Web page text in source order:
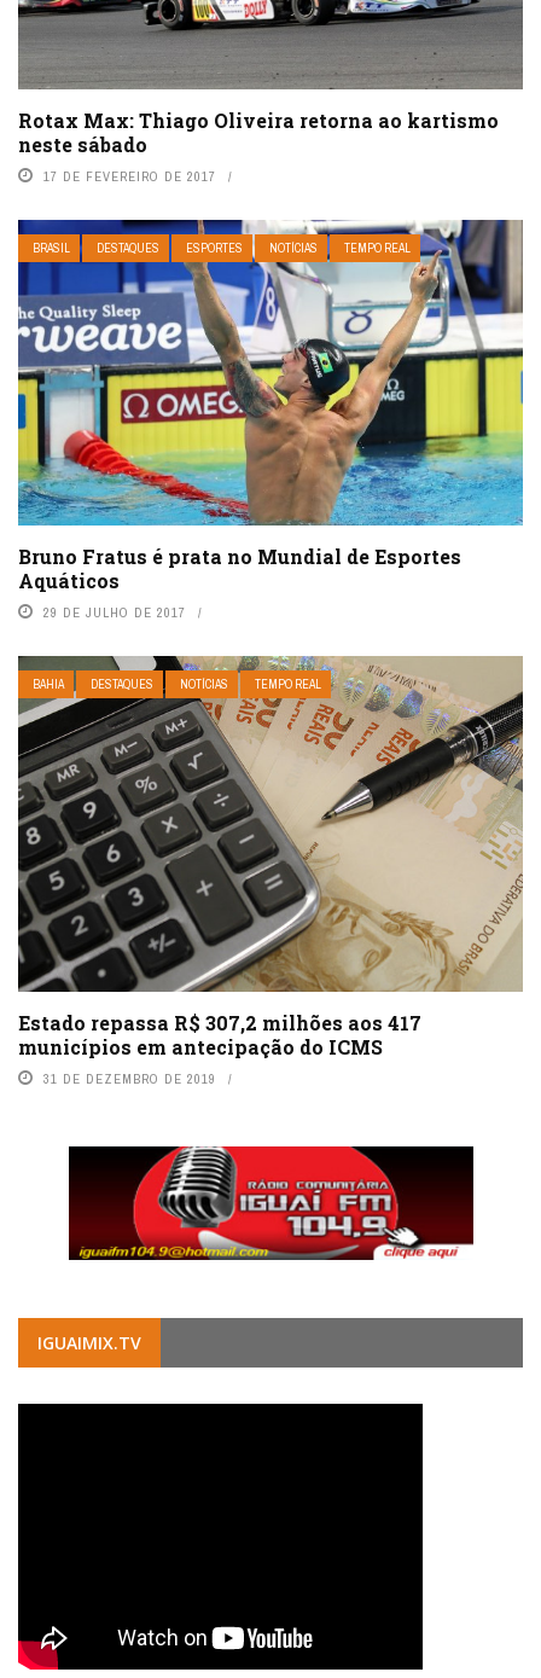
Rotax Max: Thiago Oliveira retorna ao kartismo
neste sábado
17 DE FEVEREIRO DE 2017
BRASIL DESTAQUES ESPORTES NOTÍCIAS TEMPO REAL
Bruno Fratus é prata no Mundial de Esportes
Aquáticos
29 DE JULHO DE 2017
BAHIA DESTAQUES NOTÍCIAS TEMPO REAL
Estado repassa R$ 307,2 milhões aos 417
municípios em antecipação do ICMS
31 DE DEZEMBRO DE 2019
IGUAIMIX.TV